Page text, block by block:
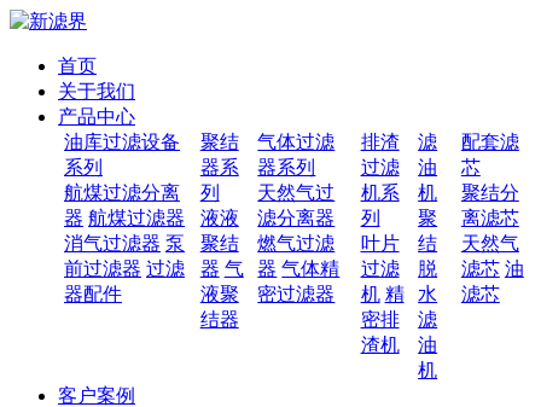
首页
关于我们
产品中心
油库过滤设备
系列
航煤过滤分离
器 航煤过滤器
消气过滤器 泵
前过滤器 过滤
器配件
聚结
器系
列
液液
聚结
器 气
液聚
结器
气体过滤
器系列
天然气过
滤分离器
燃气过滤
器 气体精
密过滤器
排渣
过滤
机系
列
叶片
过滤
机 精
密排
渣机
滤
油
机
聚
结
脱
水
滤
油
机
配套滤
芯
聚结分
离滤芯
天然气
滤芯 油
滤芯
客户案例